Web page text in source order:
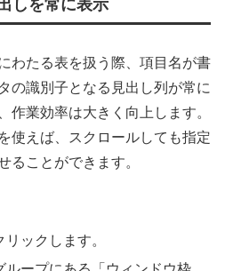
しを常に表示
わたる表を扱う際、項目名が書
の識別子となる見出し列が常に
作業効率は大きく向上します。
使えば、スクロールしても指定
ることができます。
リックします。